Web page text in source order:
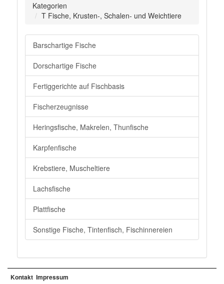
Kategorien
T Fische, Krusten-, Schalen- und Weichtiere
Barschartige Fische
Dorschartige Fische
Fertiggerichte auf Fischbasis
Fischerzeugnisse
Heringsfische, Makrelen, Thunfische
Karpfenfische
Krebstiere, Muscheltiere
Lachsfische
Plattfische
Sonstige Fische, Tintenfisch, Fischinnereien
Kontakt Impressum